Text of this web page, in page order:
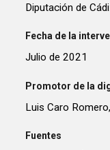
Diputación de
Fecha de la
Julio de 2021
Promotor de la
Luis Caro
Fuentes